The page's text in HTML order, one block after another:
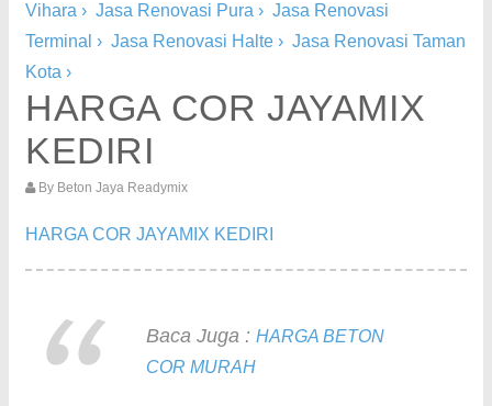
Vihara › Jasa Renovasi Pura › Jasa Renovasi
Terminal › Jasa Renovasi Halte › Jasa Renovasi Taman
Kota ›
HARGA COR JAYAMIX
KEDIRI
By Beton Jaya Readymix
HARGA COR JAYAMIX KEDIRI
Baca Juga : HARGA BETON
COR MURAH